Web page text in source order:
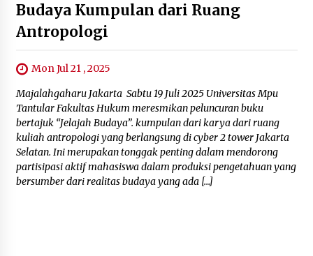
Budaya Kumpulan dari Ruang
Antropologi
Mon Jul 21 , 2025
Majalahgaharu Jakarta Sabtu 19 Juli 2025 Universitas Mpu
Tantular Fakultas Hukum meresmikan peluncuran buku
bertajuk “Jelajah Budaya”. kumpulan dari karya dari ruang
kuliah antropologi yang berlangsung di cyber 2 tower Jakarta
Selatan. Ini merupakan tonggak penting dalam mendorong
partisipasi aktif mahasiswa dalam produksi pengetahuan yang
bersumber dari realitas budaya yang ada […]